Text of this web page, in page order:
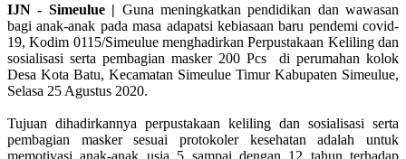
IJN - Simeulue | Guna meningkatkan pendidikan dan wawasan
bagi anak-anak pada masa adapatsi kebiasaan baru pendemi covid-
19, Kodim 0115/Simeulue menghadirkan Perpustakaan Keliling dan
sosialisasi serta pembagian masker 200 Pcs di perumahan kolok
Desa Kota Batu, Kecamatan Simeulue Timur Kabupaten Simeulue,
Selasa 25 Agustus 2020.
Tujuan dihadirkannya perpustakaan keliling dan sosialisasi serta
pembagian masker sesuai protokoler kesehatan adalah untuk
memotivasi anak-anak usia 5 sampai dengan 12 tahun terhadap